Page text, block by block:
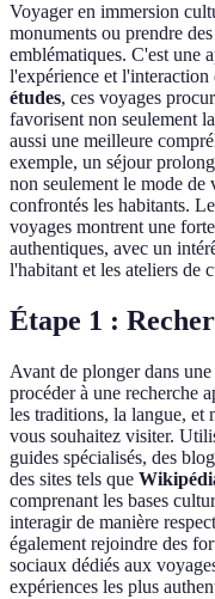
Voyager en immersion
monuments ou prendre
emblématiques. C'est une
l'expérience et
études, ces voyages
favorisent non seulement
aussi une meilleure
exemple, un séjour
non seulement le mode de
confrontés les habitants.
voyages montrent une
authentiques, avec un
l'habitant et les ateliers de
Étape 1 :
Avant de plonger dans
procéder à une recherche
les traditions, la langue, et
vous souhaitez visiter.
guides spécialisés, des
des sites tels que
comprenant les bases
interagir de manière
également rejoindre des
sociaux dédiés aux
expériences les plus